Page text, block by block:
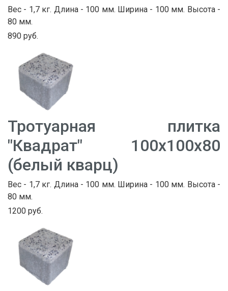
Вес - 1,7 кг. Длина - 100 мм. Ширина - 100 мм. Высота -
80 мм.
890 руб.
Тротуарная плитка
"Квадрат" 100х100х80
(белый кварц)
Вес - 1,7 кг. Длина - 100 мм. Ширина - 100 мм. Высота -
80 мм.
1200 руб.